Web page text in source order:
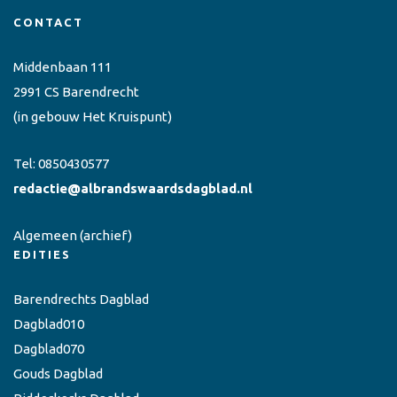
CONTACT
Middenbaan 111
2991 CS Barendrecht
(in gebouw Het Kruispunt)
Tel: 0850430577
redactie@albrandswaardsdagblad.nl
Algemeen(archief)
EDITIES
Barendrechts Dagblad
Dagblad010
Dagblad070
Gouds Dagblad